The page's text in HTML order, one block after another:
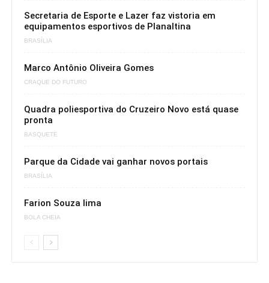
Secretaria de Esporte e Lazer faz vistoria em
equipamentos esportivos de Planaltina
BRASÍLIA
Marco Antônio Oliveira Gomes
CRAQUE DO FUTURO
Quadra poliesportiva do Cruzeiro Novo está quase
pronta
BASQUETE
Parque da Cidade vai ganhar novos portais
BRASÍLIA
Farion Souza lima
BOLA CHEIA